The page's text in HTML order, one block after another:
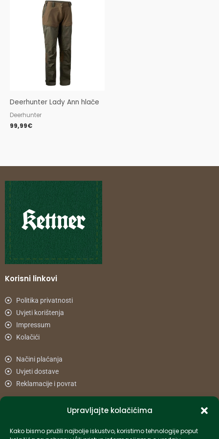
Upravljajte kolačićima
Kako bismo pružili najbolje iskustvo, koristimo tehnologije poput
Deerhunter Lady Ann hlače
Deerhunter
99,99€
Korisni linkovi
Politika privatnosti
Uvjeti korištenja
Impressum
Kolačići
Načini plaćanja
Uvjeti dostave
Reklamacije i povrat
info-hr@kettner.com